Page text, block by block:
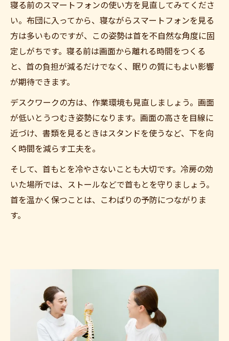
寝る前のスマートフォンの使い方を見直してみてくださ
い。布団に入ってから、寝ながらスマートフォンを見る
方は多いものですが、この姿勢は首を不自然な角度に固
定しがちです。寝る前は画面から離れる時間をつくる
と、首の負担が減るだけでなく、眠りの質にもよい影響
が期待できます。
デスクワークの方は、作業環境も見直しましょう。画面
が低いとうつむき姿勢になります。画面の高さを目線に
近づけ、書類を見るときはスタンドを使うなど、下を向
く時間を減らす工夫を。
そして、首もとを冷やさないことも大切です。冷房の効
いた場所では、ストールなどで首もとを守りましょう。
首を温かく保つことは、こわばりの予防につながりま
す。